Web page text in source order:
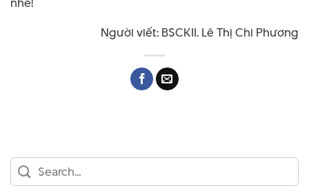
Người viết: BSCKII. Lê Thị Chi Phương